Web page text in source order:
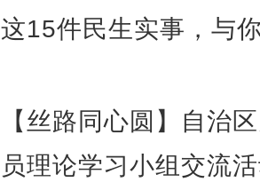
这15件民生实事，与
【丝路同心圆】自治
员理论学习小组交流